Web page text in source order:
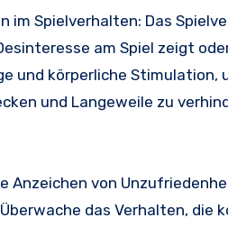
im Spielverhalten: Das
am Spiel zeigt
und körperliche Stimulation,
und Langeweile zu
Anzeichen von
das Verhalten, die